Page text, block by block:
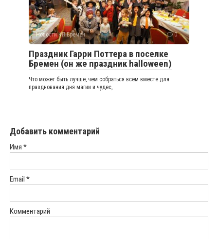
Новости КП Бремен 0
Праздник Гарри Поттера в поселке
Бремен (он же праздник halloween)
Что может быть лучше, чем собраться всем вместе для
празднования дня магии и чудес,
Добавить комментарий
Имя *
Email *
Комментарий